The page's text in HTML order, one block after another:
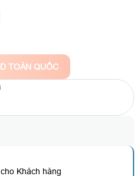
TOÀN QUỐC
Khách hàng